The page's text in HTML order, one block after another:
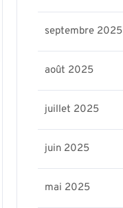
septembre 2025
août 2025
juillet 2025
juin 2025
mai 2025